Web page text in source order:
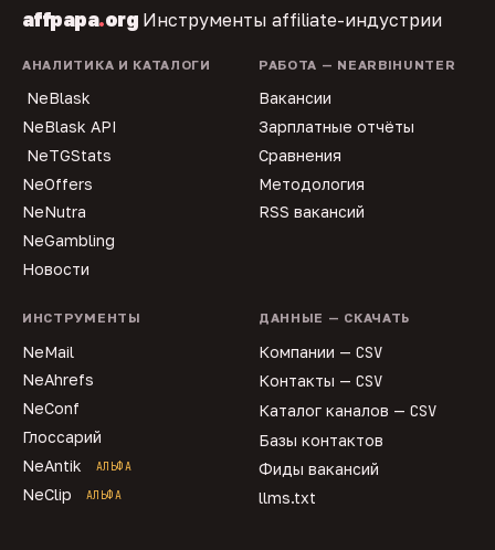
affpapa.org Инструменты affiliate-индустрии
АНАЛИТИКА И КАТАЛОГИ
NeBlask
NeBlask API
NeTGStats
NeOffers
NeNutra
NeGambling
Новости
РАБОТА — NEARBIHUNTER
Вакансии
Зарплатные отчёты
Сравнения
Методология
RSS вакансий
ИНСТРУМЕНТЫ
NeMail
NeAhrefs
NeConf
Глоссарий
NeAntik
АЛЬФА
NeClip АЛЬФА
ДАННЫЕ — СКАЧАТЬ
Компании — CSV
Контакты — CSV
Каталог каналов — CSV
Базы контактов
Фиды вакансий
llms.txt